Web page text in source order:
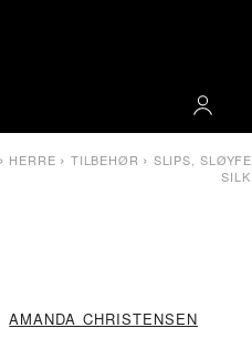
AMANDA CHRISTENSEN
› HERRE › TILBEHØR › SLIPS,